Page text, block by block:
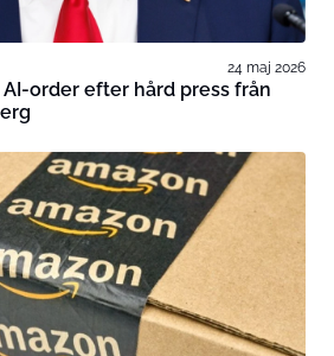
24 maj 2026
order efter hård press från